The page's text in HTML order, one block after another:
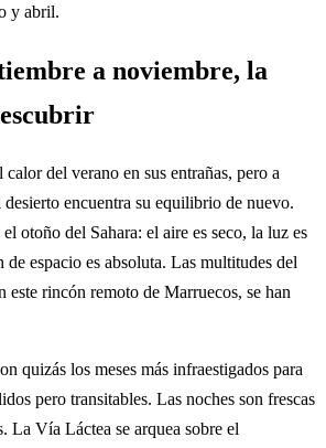
y abril.
a noviembre, la
del verano en sus entrañas, pero a
encuentra su equilibrio de nuevo.
otoño del Sahara: el aire es seco, la luz es
de espacio es absoluta. Las multitudes del
este rincón remoto de Marruecos, se han
quizás los meses más infraestigados para
pero transitables. Las noches son frescas
La Vía Láctea se arquea sobre el